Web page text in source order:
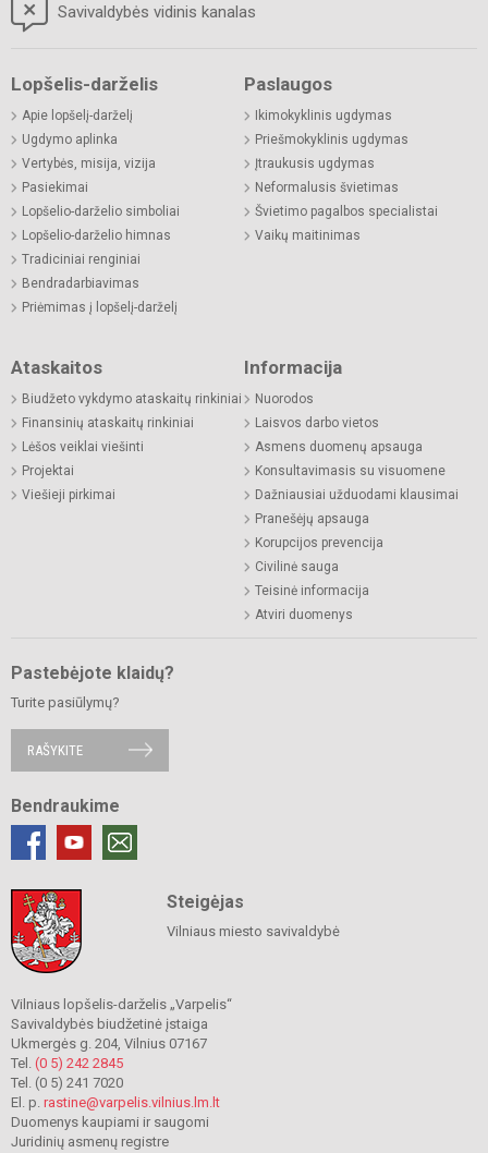
Savivaldybės vidinis kanalas
Lopšelis-darželis
Apie lopšelį-darželį
Ugdymo aplinka
Vertybės, misija, vizija
Pasiekimai
Lopšelio-darželio simboliai
Lopšelio-darželio himnas
Tradiciniai renginiai
Bendradarbiavimas
Priėmimas į lopšelį-darželį
Paslaugos
Ikimokyklinis ugdymas
Priešmokyklinis ugdymas
Įtraukusis ugdymas
Neformalusis švietimas
Švietimo pagalbos specialistai
Vaikų maitinimas
Ataskaitos
Biudžeto vykdymo ataskaitų rinkiniai
Finansinių ataskaitų rinkiniai
Lėšos veiklai viešinti
Projektai
Viešieji pirkimai
Informacija
Nuorodos
Laisvos darbo vietos
Asmens duomenų apsauga
Konsultavimasis su visuomene
Dažniausiai užduodami klausimai
Pranešėjų apsauga
Korupcijos prevencija
Civilinė sauga
Teisinė informacija
Atviri duomenys
Pastebėjote klaidų?
Turite pasiūlymų?
RAŠYKITE
Bendraukime
Steigėjas
Vilniaus miesto savivaldybė
Vilniaus lopšelis-darželis „Varpelis“
Savivaldybės biudžetinė įstaiga
Ukmergės g. 204, Vilnius 07167
Tel. (0 5) 242 2845
Tel. (0 5) 241 7020
El. p. rastine@varpelis.vilnius.lm.lt
Duomenys kaupiami ir saugomi
Juridinių asmenų registre